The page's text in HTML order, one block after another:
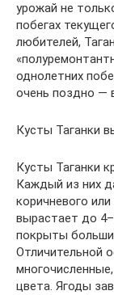
урожай не
побегах
любителей,
однолетних
очень поздно —
Кусты Таганки
Кусты Таганки
Каждый из них
коричневого
вырастает до
покрыты
Отличительной
цвета. Ягоды